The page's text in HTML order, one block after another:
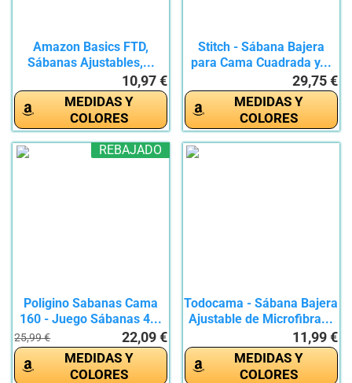
Amazon Basics FTD,
Sábanas Ajustables,...
10,97 €
MEDIDAS Y
COLORES
Stitch - Sábana Bajera
para Cama Cuadrada y...
29,75 €
MEDIDAS Y
COLORES
REBAJADO
Poligino Sabanas Cama
160 - Juego Sábanas 4...
25,99 € 22,09 €
MEDIDAS Y
COLORES
Todocama - Sábana Bajera
Ajustable de Microfibra...
11,99 €
MEDIDAS Y
COLORES